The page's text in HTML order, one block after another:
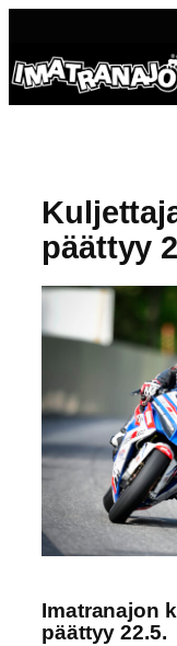
päättyy
Imatranajon
päättyy 22.5.